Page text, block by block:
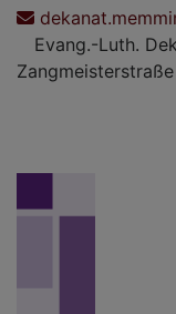
Direkt
Inhalt
Evang.-Luth.